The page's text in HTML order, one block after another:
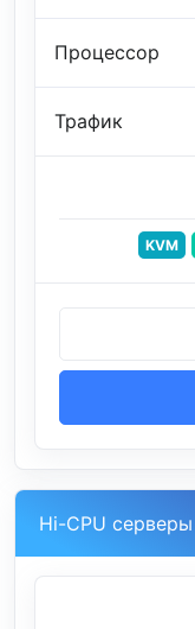
Процессор
Трафик
KVM
Hi-CPU серверы